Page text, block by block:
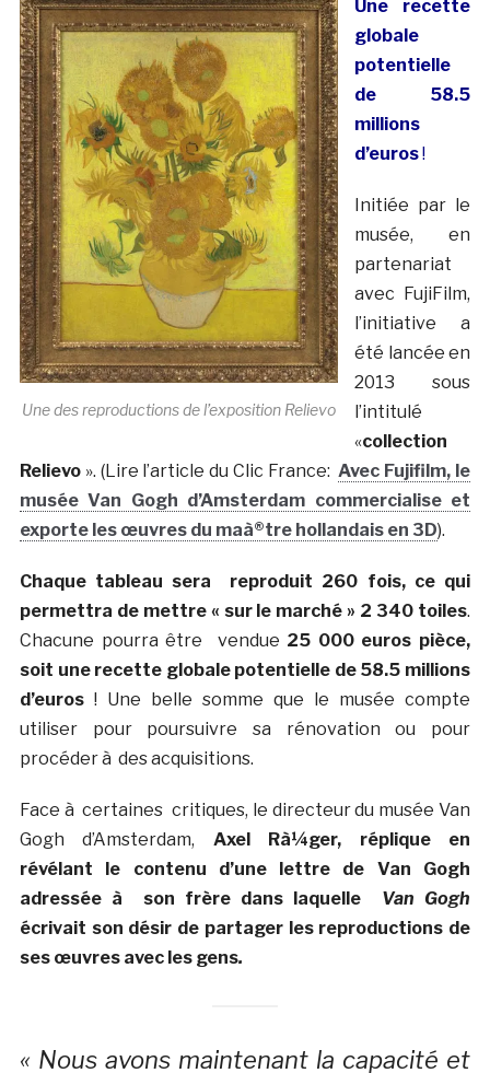
Une des reproductions de l’exposition Relievo
Une recette
globale
potentielle
de 58.5
millions
d’euros!
Initiée par le
musée, en
partenariat
avec FujiFilm,
l’initiative a
été lancée en
2013 sous
l’intitulé
«collection
Relievo». (Lire l’article du Clic France:Avec Fujifilm, le
musée Van Gogh d’Amsterdam commercialise et
exporte les œuvres du maà®tre hollandais en 3D).
Chaque tableau sera reproduit 260 fois, ce qui
permettra de mettre « sur le marché » 2 340 toiles.
Chacune pourra être vendue 25 000 euros pièce,
soit une recette globale potentielle de 58.5 millions
d’euros! Une belle somme que le musée compte
utiliser pour poursuivre sa rénovation ou pour
procéder à des acquisitions.
Face à certaines critiques, le directeur du musée Van
Gogh d’Amsterdam, Axel Rà¼ger, réplique en
révélant le contenu d’une lettre de Van Gogh
adressée à son frère dans laquelle Van Gogh
écrivait son désir de partager les reproductions de
ses œuvres avec les gens.
« Nous avons maintenant la capacité et